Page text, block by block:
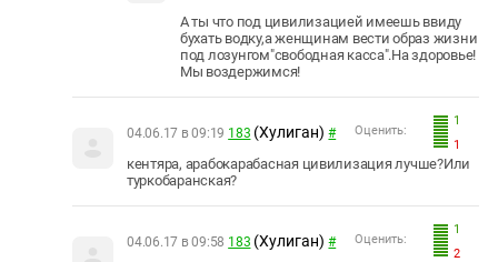
А ты что под цивилизацией имеешь ввиду
бухать водку,а женщинам вести образ жизни
под лозунгом"свободная касса".На здоровье!
Мы воздержимся!
1
1
Оценить:
04.06.17 в 09:19 183 (Хулиган) #
кентяра, арабокарабасная цивилизация лучше?Или
туркобаранская?
1
2
Оценить:
04.06.17 в 09:58 183 (Хулиган) #